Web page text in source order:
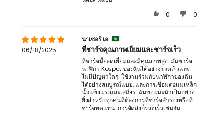
0
0
06/18/2025
นาเซอร์ เอ.
ที่ชาร์จคุณภาพเยี่ยมและชาร์จเร็ว
ที่ชาร์จนี้ยอดเยี่ยมและมีคุณภาพสูง. มันชาร์จ
นาฬิกา Kospet ของฉันได้อย่างรวดเร็วและ
ไม่มีปัญหาใดๆ. ใช้งานร่วมกับนาฬิกาของฉัน
ได้อย่างสมบูรณ์แบบ, และการเชื่อมต่อแม่เหล็ก
นั้นแข็งแรงและเสถียร. ฉันขอแนะนำเป็นอย่าง
ยิ่งสำหรับทุกคนที่ต้องการที่ชาร์จสำรองหรือที่
ชาร์จทดแทน. การจัดส่งก็รวดเร็วเช่นกัน .